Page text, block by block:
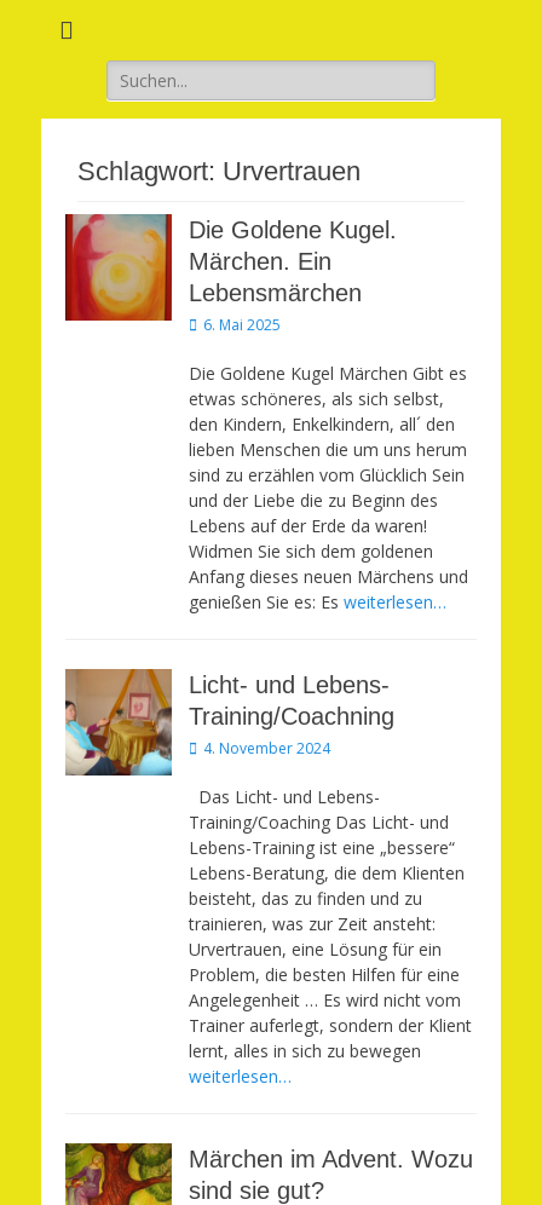
Suchen
nach:
Schlagwort: Urvertrauen
Die Goldene Kugel.
Märchen. Ein
Lebensmärchen
Veröffentlicht
6. Mai 2025
Die Goldene Kugel Märchen Gibt es
etwas schöneres, als sich selbst,
den Kindern, Enkelkindern, all´ den
lieben Menschen die um uns herum
sind zu erzählen vom Glücklich Sein
und der Liebe die zu Beginn des
Lebens auf der Erde da waren!
Widmen Sie sich dem goldenen
Anfang dieses neuen Märchens und
genießen Sie es: Es weiterlesen…
Licht- und Lebens-
Training/Coachning
Veröffentlicht
4. November 2024
Das Licht- und Lebens-
Training/Coaching Das Licht- und
Lebens-Training ist eine „bessere“
Lebens-Beratung, die dem Klienten
beisteht, das zu finden und zu
trainieren, was zur Zeit ansteht:
Urvertrauen, eine Lösung für ein
Problem, die besten Hilfen für eine
Angelegenheit … Es wird nicht vom
Trainer auferlegt, sondern der Klient
lernt, alles in sich zu bewegen
weiterlesen…
Märchen im Advent. Wozu
sind sie gut?